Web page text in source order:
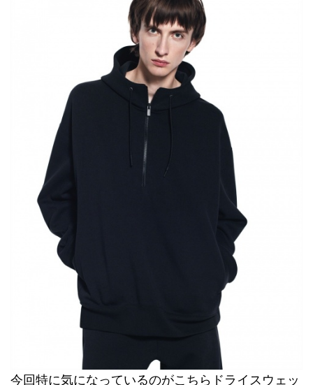
今回特に気になっているのがこちらドライスウェッ